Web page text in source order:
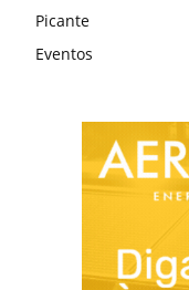
Picante
Eventos